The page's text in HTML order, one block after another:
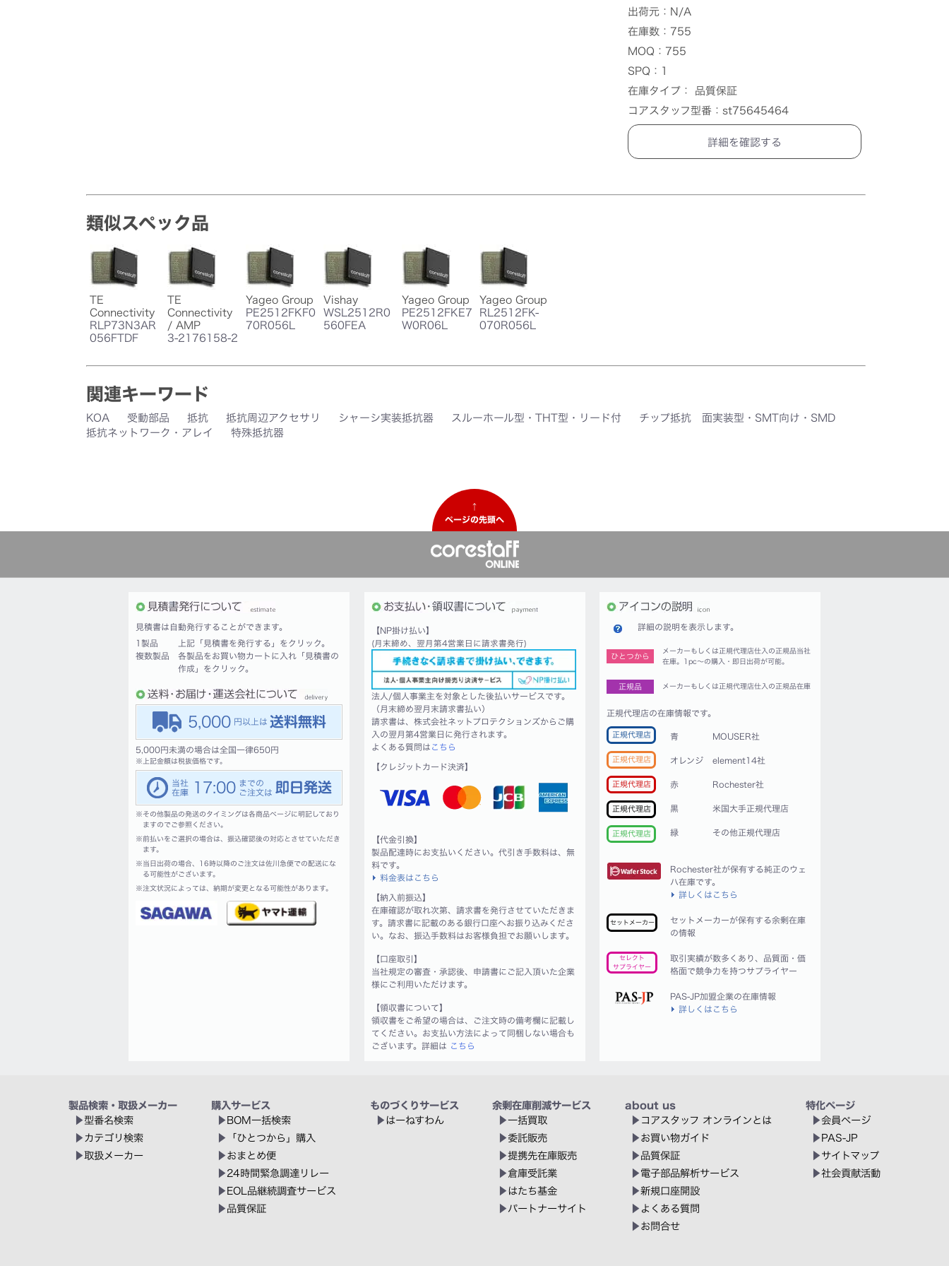
出荷元：N/A
在庫数：755
MOQ：755
SPQ：1
在庫タイプ： 品質保証
コアスタッフ型番：st75645464
詳細を確認する
類似スペック品
TE
Connectivity
RLP73N3AR
056FTDF
TE
Connectivity
/ AMP
3-2176158-2
Yageo Group
PE2512FKF0
70R056L
Vishay
WSL2512R0
560FEA
Yageo Group
PE2512FKE7
W0R06L
Yageo Group
RL2512FK-
070R056L
関連キーワード
KOA 受動部品 抵抗 抵抗周辺アクセサリ シャーシ実装抵抗器 スルーホール型・THT型・リード付
チップ抵抗 面実装型・SMT向け・SMD
抵抗ネットワーク・アレイ
特殊抵抗器
↑
ページの先頭へ
見積書は自動発行することができます。
1製品
上記「見積書を発行する」をクリック。
複数製品
各製品をお買い物カートに入れ「見積書の
作成」をクリック。
5,000
5,000円未満の場合は全国一律650円
※ 上記金額は税抜価格です。
17:00
※その他製品の発送のタイミングは各商品ページに明記しており
ますのでご参照ください。
※前払いをご選択の場合は、振込確認後の対応とさせていただき
ます。
※ 当日出荷の場合、16時以降のご注文は佐川急便での配送にな
る可能性がございます。
※注文状況によっては、納期が変更となる可能性があります。
【NP掛け払い】
(月末締め、翌月第4営業日に請求書発行)
法人/個人事業主を対象とした後払いサービスです。
（月末締め翌月末請求書払い）
請求書は、株式会社ネットプロテクションズからご購
入の翌月第4営業日に発行されます。
よくある質問は こちら
【クレジットカード決済】
【代金引換】
製品配達時にお支払いください。代引き手数料は、無
料です。
料金表はこちら
【納入前振込】
在庫確認が取れ次第、請求書を発行させていただきま
す。請求書に記載のある銀行口座へお振り込みくださ
い。なお、振込手数料はお客様負担でお願いします。
【口座取引】
当社規定の審査・承認後、申請書にご記入頂いた企業
様にご利用いただけます。
【領収書について】
領収書をご希望の場合は、ご注文時の備考欄に記載し
てください。お支払い方法によって同梱しない場合も
ございます。詳細は こちら
詳細の説明を表示します。
ひとつから
メーカーもしくは正規代理店仕入の正規品当社
在庫。1pc〜の購入・即日出荷が可能。
正規品 メーカーもしくは正規代理店仕入の正規品在庫
正規代理店の在庫情報です。
正規代理店
正規代理店
正規代理店
正規代理店
正規代理店
青 MOUSER社
オレンジ element14社
赤 Rochester社
黒 米国大手正規代理店
緑 その他正規代理店
Rochester社が保有する純正のウェ
ハ在庫です。
詳しくはこちら
セットメーカー
セットメーカーが保有する余剰在庫
の情報
セレクト
サプライヤー
取引実績が数多くあり、品質面・価
格面で競争力を持つサプライヤー
PAS-JP加盟企業の在庫情報
詳しくはこちら
製品検索・取扱メーカー
型番名検索
カテゴリ検索
取扱メーカー
購入サービス
BOM一括検索
「ひとつから」購入
おまとめ便
24時間緊急調達リレー
EOL品継続調査サービス
品質保証
ものづくりサービス
はーねすわん
余剰在庫削減サービス
一括買取
委託販売
提携先在庫販売
倉庫受託業
はたち基金
パートナーサイト
about us
コアスタッフ オンラインとは
お買い物ガイド
品質保証
電子部品解析サービス
新規口座開設
よくある質問
お問合せ
特化ページ
会員ページ
PAS-JP
サイトマップ
社会貢献活動